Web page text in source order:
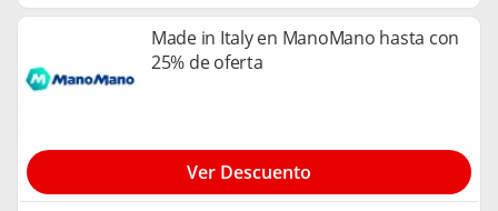
Made in Italy en ManoMano hasta con
25% de oferta
Ver Descuento